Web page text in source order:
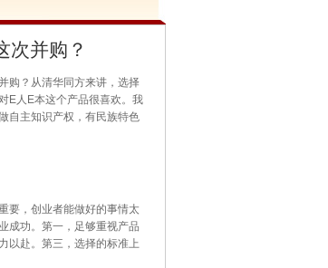
次并购？
购？从清华同方来讲，选择
E人E本这个产品很喜欢。我
自主知识产权，有民族特色
要，创业者能做好的事情太
成功。第一，足够重视产品
以赴。第三，选择的标准上